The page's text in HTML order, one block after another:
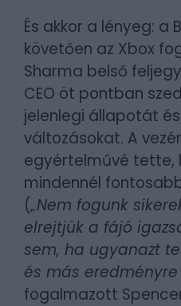
És akkor a lényeg: a
követően az Xbox
Sharma belső
CEO öt pontban
jelenlegi állapotát
változásokat. A
egyértelművé tette,
mindennél
(„Nem fogunk
elrejtjük a fájó
sem, ha ugyanazt
és más eredményre
fogalmazott